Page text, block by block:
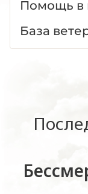
Помощь в
База